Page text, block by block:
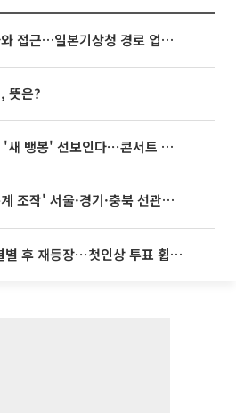
태풍 '돌핀' 오키나와 접근…일본기상청 경로 업데이트
뜻은?
빅뱅, 20주년 기념 '새 뱅봉' 선보인다⋯콘서트 앞두고 팝업 개최
' 서울·경기·충북 선관위 등 추가 압수수색
‘나솔사계’ 국화, 결별 후 재등장⋯첫인상 투표 휩쓸고 ‘인기녀’ 등극